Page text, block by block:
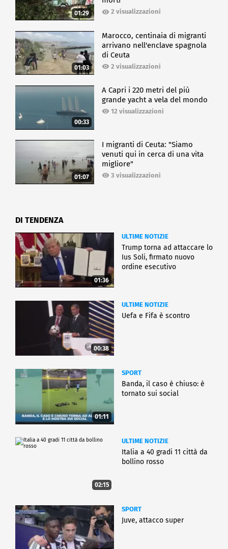
01:29 2 visualizzazioni
01:03
Marocco, centinaia di migranti
arrivano nell'enclave spagnola
di Ceuta
2 visualizzazioni
00:33
A Capri i 220 metri del più
grande yacht a vela del mondo
12 visualizzazioni
01:07
I migranti di Ceuta: "Siamo
venuti qui in cerca di una vita
migliore"
3 visualizzazioni
DI TENDENZA
01:36
ULTIME NOTIZIE
Trump torna ad attaccare lo
Ius Soli, firmato nuovo
ordine esecutivo
00:38
ULTIME NOTIZIE
Uefa e Fifa è scontro
01:11
SPORT
Banda, il caso è chiuso: è
tornato sui social
02:15
ULTIME NOTIZIE
Italia a 40 gradi 11 città da
bollino rosso
SPORT
Juve, attacco super